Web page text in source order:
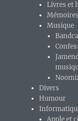
Livres et
Musique
Divers
Humour